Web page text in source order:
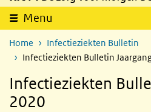
Menu
Home
Infectieziekten Bulletin
Infectieziekten Bulletin
Infectieziekten
2020